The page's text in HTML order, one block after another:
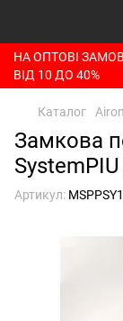
НА ОПТОВІ
ВІД 10 ДО 40%
Каталог
Замкова
Артикул: